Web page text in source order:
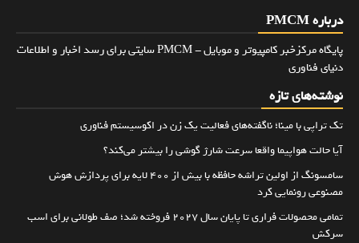
درباره PMCM
پایگاه مرکزخبر کامپیوتر و موبایل - PMCM سایتی برای رسد اخبار و اطلاعات
دنیای فناوری
نوشته‌های تازه
تک تراپی با مینا؛ ناگفته‌های فعالیت یک زن در اکوسیستم فناوری
آیا حالت هواپیما واقعا سرعت شارژ گوشی را بیشتر می‌کند؟
سامسونگ از اولین تراشه حافظه با بیش از ۴۰۰ لایه برای پردازش هوش
مصنوعی رونمایی کرد
تمامی محصولات فراری تا پایان سال ۲۰۲۷ فروخته شد؛ صف طولانی برای اسب
سرکش